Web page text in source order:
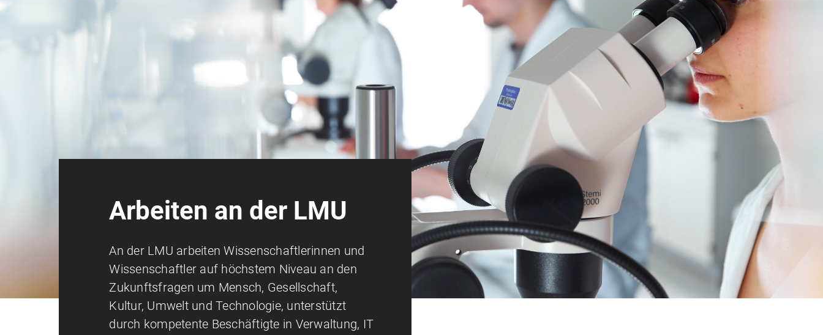
Arbeiten an der LMU
An der LMU arbeiten Wissenschaftlerinnen und
Wissenschaftler auf höchstem Niveau an den
Zukunftsfragen um Mensch, Gesellschaft,
Kultur, Umwelt und Technologie, unterstützt
durch kompetente Beschäftigte in Verwaltung, IT